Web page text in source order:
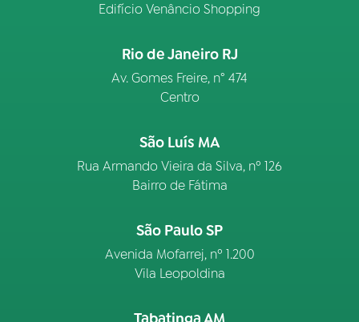
Edifício Venâncio Shopping
Rio de Janeiro RJ
Av. Gomes Freire, n° 474
Centro
São Luís MA
Rua Armando Vieira da Silva, nº 126
Bairro de Fátima
São Paulo SP
Avenida Mofarrej, nº 1.200
Vila Leopoldina